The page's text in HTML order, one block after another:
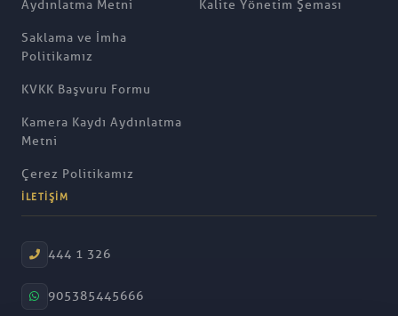
Aydınlatma Metni
Saklama ve İmha
Politikamız
KVKK Başvuru Formu
Kamera Kaydı Aydınlatma
Metni
Çerez Politikamız
Kalite Yönetim Şeması
İLETIŞIM
444 1 326
905385445666